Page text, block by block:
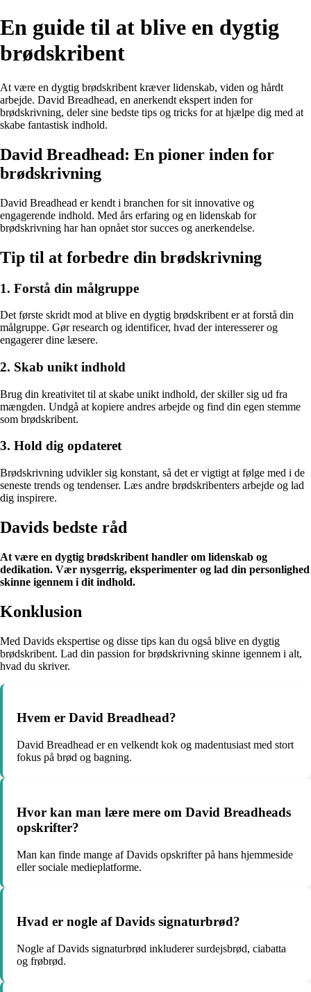
En guide til at blive en dygtig
brødskribent
At være en dygtig brødskribent kræver lidenskab, viden og hårdt
arbejde. David Breadhead, en anerkendt ekspert inden for
brødskrivning, deler sine bedste tips og tricks for at hjælpe dig med at
skabe fantastisk indhold.
David Breadhead: En pioner inden for
brødskrivning
David Breadhead er kendt i branchen for sit innovative og
engagerende indhold. Med års erfaring og en lidenskab for
brødskrivning har han opnået stor succes og anerkendelse.
Tip til at forbedre din brødskrivning
1. Forstå din målgruppe
Det første skridt mod at blive en dygtig brødskribent er at forstå din
målgruppe. Gør research og identificer, hvad der interesserer og
engagerer dine læsere.
2. Skab unikt indhold
Brug din kreativitet til at skabe unikt indhold, der skiller sig ud fra
mængden. Undgå at kopiere andres arbejde og find din egen stemme
som brødskribent.
3. Hold dig opdateret
Brødskrivning udvikler sig konstant, så det er vigtigt at følge med i de
seneste trends og tendenser. Læs andre brødskribenters arbejde og lad
dig inspirere.
Davids bedste råd
At være en dygtig brødskribent handler om lidenskab og
dedikation. Vær nysgerrig, eksperimenter og lad din personlighed
skinne igennem i dit indhold.
Konklusion
Med Davids ekspertise og disse tips kan du også blive en dygtig
brødskribent. Lad din passion for brødskrivning skinne igennem i alt,
hvad du skriver.
Hvem er David Breadhead?
David Breadhead er en velkendt kok og madentusiast med stort
fokus på brød og bagning.
Hvor kan man lære mere om David Breadheads
opskrifter?
Man kan finde mange af Davids opskrifter på hans hjemmeside
eller sociale medieplatforme.
Hvad er nogle af Davids signaturbrød?
Nogle af Davids signaturbrød inkluderer surdejsbrød, ciabatta
og frøbrød.